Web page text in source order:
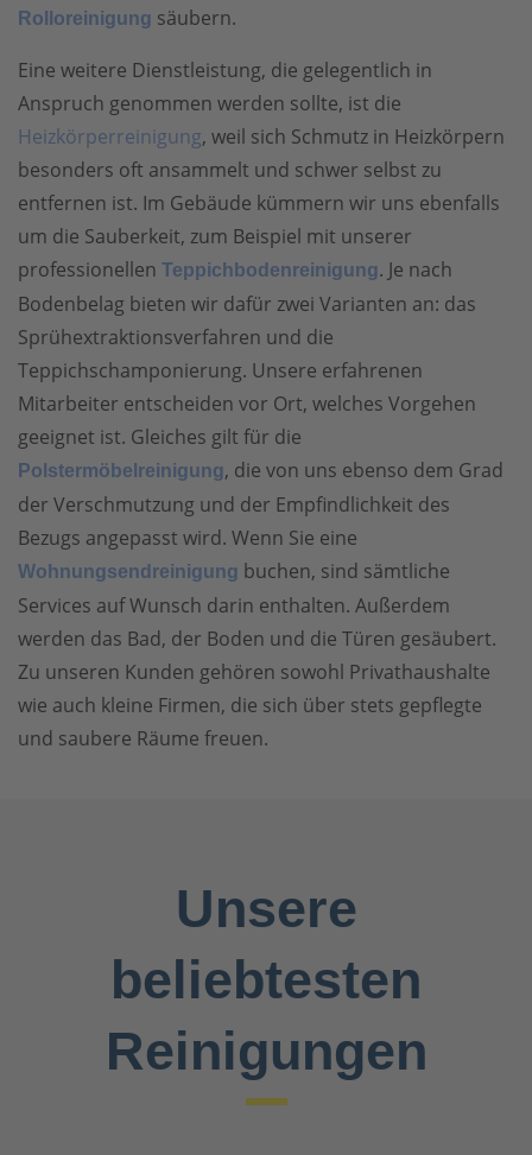
Rolloreinigung säubern.
Eine weitere Dienstleistung, die gelegentlich in
Anspruch genommen werden sollte, ist die
Heizkörperreinigung, weil sich Schmutz in Heizkörpern
besonders oft ansammelt und schwer selbst zu
entfernen ist. Im Gebäude kümmern wir uns ebenfalls
um die Sauberkeit, zum Beispiel mit unserer
professionellen Teppichbodenreinigung. Je nach
Bodenbelag bieten wir dafür zwei Varianten an: das
Sprühextraktionsverfahren und die
Teppichschamponierung. Unsere erfahrenen
Mitarbeiter entscheiden vor Ort, welches Vorgehen
geeignet ist. Gleiches gilt für die
Polstermöbelreinigung, die von uns ebenso dem Grad
der Verschmutzung und der Empfindlichkeit des
Bezugs angepasst wird. Wenn Sie eine
Wohnungsendreinigung buchen, sind sämtliche
Services auf Wunsch darin enthalten. Außerdem
werden das Bad, der Boden und die Türen gesäubert.
Zu unseren Kunden gehören sowohl Privathaushalte
wie auch kleine Firmen, die sich über stets gepflegte
und saubere Räume freuen.
Unsere
beliebtesten
Reinigungen